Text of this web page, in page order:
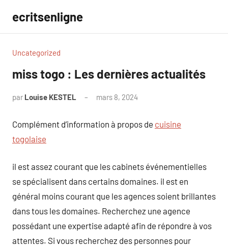
contenu
ecritsenligne
Uncategorized
miss togo : Les dernières actualités
par Louise KESTEL mars 8, 2024
Complément d’information à propos de cuisine
togolaise
il est assez courant que les cabinets événementielles
se spécialisent dans certains domaines. il est en
général moins courant que les agences soient brillantes
dans tous les domaines. Recherchez une agence
possédant une expertise adapté afin de répondre à vos
attentes. Si vous recherchez des personnes pour